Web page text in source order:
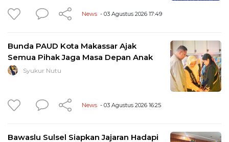
News - 03 Agustus 2026 17:49
Bunda PAUD Kota Makassar Ajak
Semua Pihak Jaga Masa Depan Anak
Syukur Nutu
News - 03 Agustus 2026 16:25
Bawaslu Sulsel Siapkan Jajaran Hadapi